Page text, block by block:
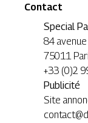
Contact
Special
84
75011
+33 (0)2
Publicité
Site